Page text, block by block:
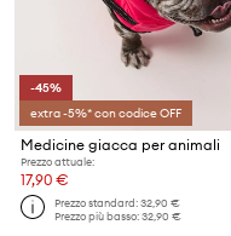
-45%
extra -5%* con codice OFF
Medicine giacca per animali
Prezzo attuale:
17,90 €
Prezzo standard:32,90 €
Prezzo più basso:32,90 €